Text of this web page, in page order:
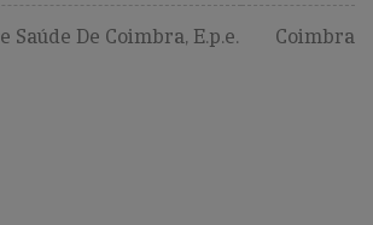
Saúde De Coimbra, E.p.e. Coimbra